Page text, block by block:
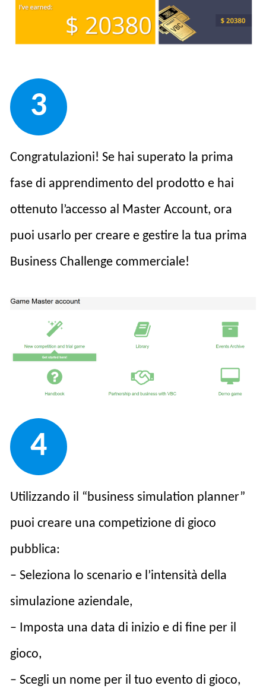
3
Congratulazioni! Se hai superato la prima
fase di apprendimento del prodotto e hai
ottenuto l’accesso al Master Account, ora
puoi usarlo per creare e gestire la tua prima
Business Challenge commerciale!
4
Utilizzando il “business simulation planner”
puoi creare una competizione di gioco
pubblica:
– Seleziona lo scenario e l’intensità della
simulazione aziendale,
– Imposta una data di inizio e di fine per il
gioco,
– Scegli un nome per il tuo evento di gioco,